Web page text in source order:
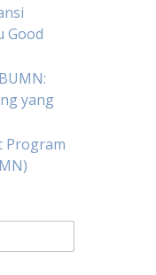
Good
yang
Program